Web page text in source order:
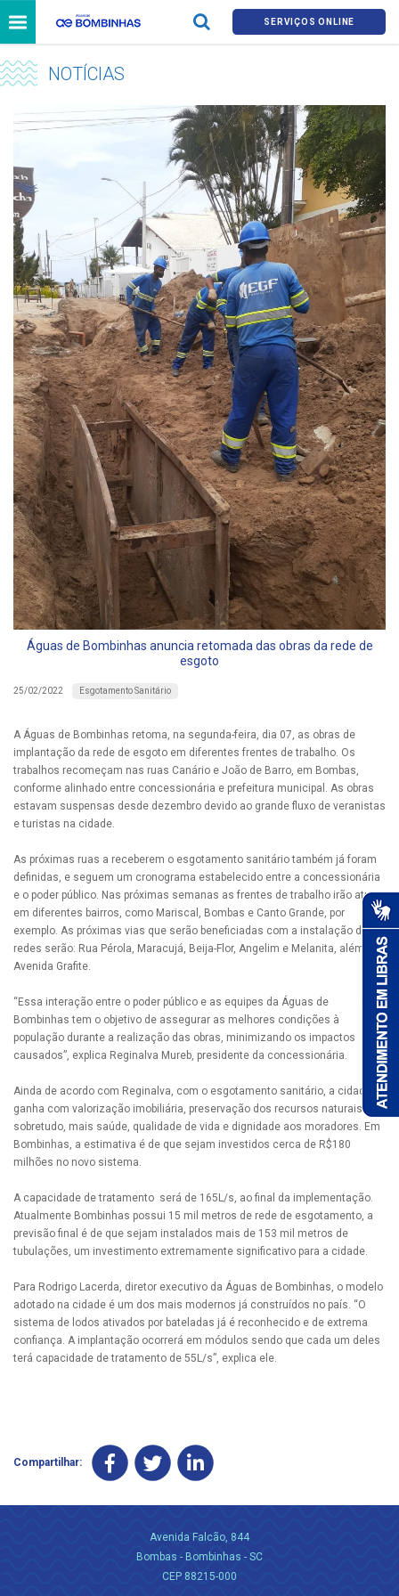
SERVIÇOS ONLINE
NOTÍCIAS
Águas de Bombinhas anuncia retomada das obras da rede de
esgoto
25/02/2022 Esgotamento Sanitário
A Águas de Bombinhas retoma, na segunda-feira, dia 07, as obras de
implantação da rede de esgoto em diferentes frentes de trabalho. Os
trabalhos recomeçam nas ruas Canário e João de Barro, em Bombas,
conforme alinhado entre concessionária e prefeitura municipal. As obras
estavam suspensas desde dezembro devido ao grande fluxo de veranistas
e turistas na cidade.
As próximas ruas a receberem o esgotamento sanitário também já foram
definidas, e seguem um cronograma estabelecido entre a concessionária
e o poder público. Nas próximas semanas as frentes de trabalho irão atuar
em diferentes bairros, como Mariscal, Bombas e Canto Grande, por
exemplo. As próximas vias que serão beneficiadas com a instalação das
redes serão: Rua Pérola, Maracujá, Beija-Flor, Angelim e Melanita, além da
Avenida Grafite.
“Essa interação entre o poder público e as equipes da Águas de
Bombinhas tem o objetivo de assegurar as melhores condições à
população durante a realização das obras, minimizando os impactos
causados”, explica Reginalva Mureb, presidente da concessionária.
Ainda de acordo com Reginalva, com o esgotamento sanitário, a cidade
ganha com valorização imobiliária, preservação dos recursos naturais e,
sobretudo, mais saúde, qualidade de vida e dignidade aos moradores. Em
Bombinhas, a estimativa é de que sejam investidos cerca de R$180
milhões no novo sistema.
A capacidade de tratamento será de 165L/s, ao final da implementação.
Atualmente Bombinhas possui 15 mil metros de rede de esgotamento, a
previsão final é de que sejam instalados mais de 153 mil metros de
tubulações, um investimento extremamente significativo para a cidade.
Para Rodrigo Lacerda, diretor executivo da Águas de Bombinhas, o modelo
adotado na cidade é um dos mais modernos já construídos no país. “O
sistema de lodos ativados por bateladas já é reconhecido e de extrema
confiança. A implantação ocorrerá em módulos sendo que cada um deles
terá capacidade de tratamento de 55L/s”, explica ele.
Compartilhar:
Avenida Falcão, 844
Bombas - Bombinhas - SC
CEP 88215-000